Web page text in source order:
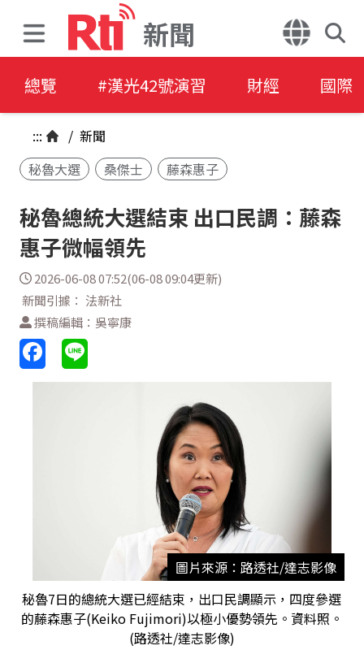
新聞
總覽 #漢光42號演習 財經 國際
::: / 新聞
秘魯大選
桑傑士 藤森惠子
秘魯總統大選結束 出口民調：藤森
惠子微幅領先
2026-06-08 07:52(06-08 09:04更新)
新聞引據： 法新社
撰稿編輯：吳寧康
圖片來源：路透社/達志影像
秘魯7日的總統大選已經結束，出口民調顯示，四度參選
的藤森惠子(Keiko Fujimori)以極小優勢領先。資料照。
(路透社/達志影像)